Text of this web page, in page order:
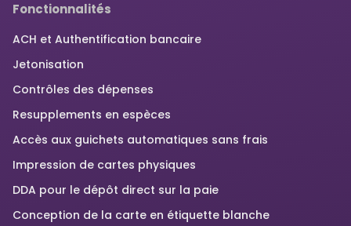
Fonctionnalités
ACH et Authentification bancaire
Jetonisation
Contrôles des dépenses
Resupplements en espèces
Accès aux guichets automatiques sans frais
Impression de cartes physiques
DDA pour le dépôt direct sur la paie
Conception de la carte en étiquette blanche